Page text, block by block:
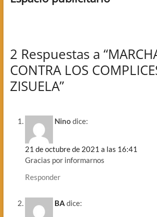
2 Respuestas a
CONTRA LOS
ZISUELA”
Nino dice:
21 de octubre de 2021 a las 16:41
Gracias por informarnos
Responder
BA dice: